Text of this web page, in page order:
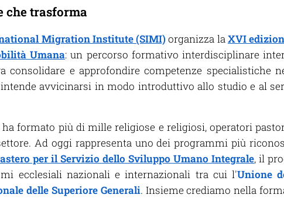
che trasforma
Migration Institute (SIMI)organizza laXVI
Umana: un percorso formativo interdisciplinare
consolidare e approfondire competenze specialistiche
avvicinarsi in modo introduttivo allo studio e al
ha formato più di mille religiose e religiosi, operatori
Ad oggi rappresenta uno dei programmi più
per il Servizio dello Sviluppo Umano Integrale, il
ecclesiali nazionali e internazionali tra cui l'Unione
delle Superiore Generali. Insieme crediamo nella